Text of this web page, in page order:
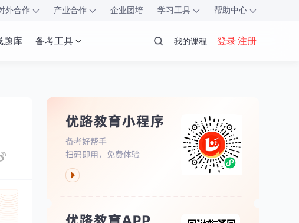
外合作 产业合作 企业团培 学习工具 帮助中心
题库 备考工具 我的课程 登录 注册